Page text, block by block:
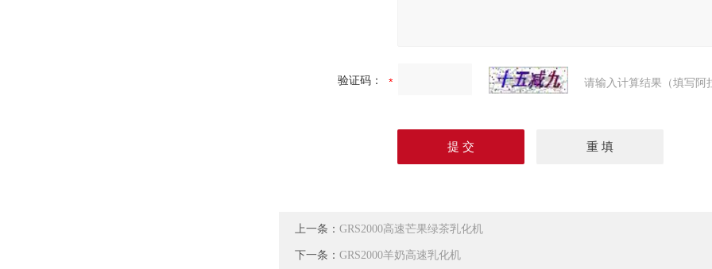
验证码： 请输入计算结果（填写阿
上一条：GRS2000高速芒果绿茶乳化机
下一条：GRS2000羊奶高速乳化机